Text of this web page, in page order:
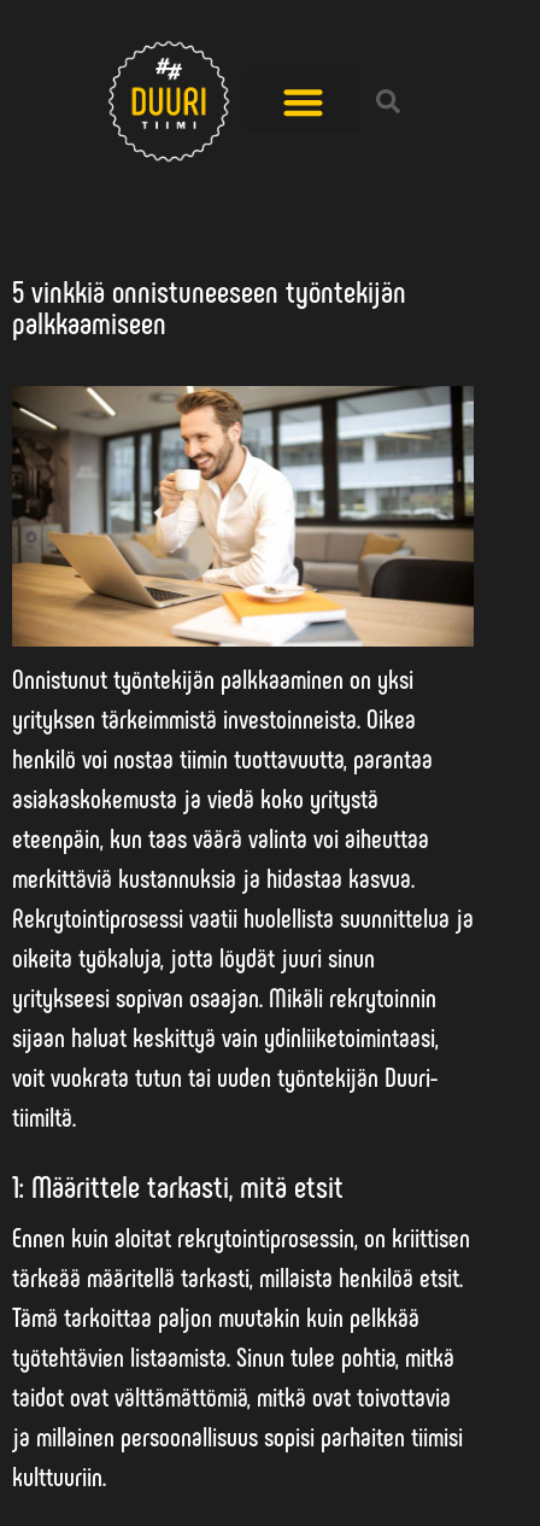
5 vinkkiä onnistuneeseen työntekijän
palkkaamiseen
Onnistunut työntekijän palkkaaminen on yksi
yrityksen tärkeimmistä investoinneista. Oikea
henkilö voi nostaa tiimin tuottavuutta, parantaa
asiakaskokemusta ja viedä koko yritystä
eteenpäin, kun taas väärä valinta voi aiheuttaa
merkittäviä kustannuksia ja hidastaa kasvua.
Rekrytointiprosessi vaatii huolellista suunnittelua ja
oikeita työkaluja, jotta löydät juuri sinun
yritykseesi sopivan osaajan. Mikäli rekrytoinnin
sijaan haluat keskittyä vain ydinliiketoimintaasi,
voit vuokrata tutun tai uuden työntekijän Duuri-
tiimiltä.
1: Määrittele tarkasti, mitä etsit
Ennen kuin aloitat rekrytointiprosessin, on kriittisen
tärkeää määritellä tarkasti, millaista henkilöä etsit.
Tämä tarkoittaa paljon muutakin kuin pelkkää
työtehtävien listaamista. Sinun tulee pohtia, mitkä
taidot ovat välttämättömiä, mitkä ovat toivottavia
ja millainen persoonallisuus sopisi parhaiten tiimisi
kulttuuriin.